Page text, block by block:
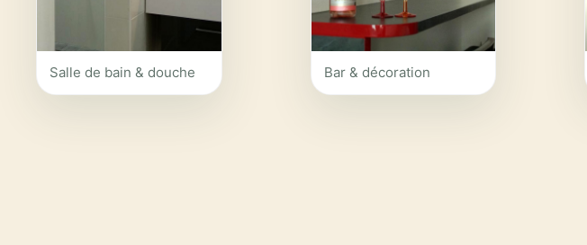
Salle de bain & douche Bar & décoration